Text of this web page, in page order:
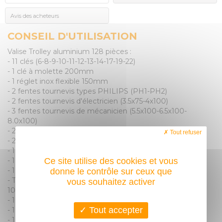
Avis des acheteurs
CONSEIL D'UTILISATION
Valise Trolley aluminium 128 pièces :
- 11 clés (6-8-9-10-11-12-13-14-17-19-22)
- 1 clé à molette 200mm
- 1 réglet inox flexible 150mm
- 2 fentes tournevis types PHILIPS (PH1-PH2)
- 2 fentes tournevis d'électricien (3.5x75-4x100)
- 3 fentes tournevis de mécanicien (5.5x100-6.5x100-
8.0x100)
- 2 fentes tournevis micro électricien (2-3mm)
- 2 tournevis micro PHILIPS (PH00-PH0)
- 1 tournevis électricien isolé 1000V
- 1 mesure mini ROLL'UP 2m
- 1 porte embout et 30 embouts
- Trousse de 9 clés mâles courtes CRV (1.5-2-2.5-3-4-5-6-8-
10)
- 1 cisaille universelle
- 1 pince universelle
- 1 pince multiprise superposée 240mm
Ce site utilise des cookies et vous
donne le contrôle sur ceux que
vous souhaitez activer
Tout accepter
Tout refuser